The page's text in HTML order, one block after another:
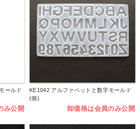
ールド
み公開
KE1042 アルファベットと数字モールド
(個)
卸価格は会員のみ公開